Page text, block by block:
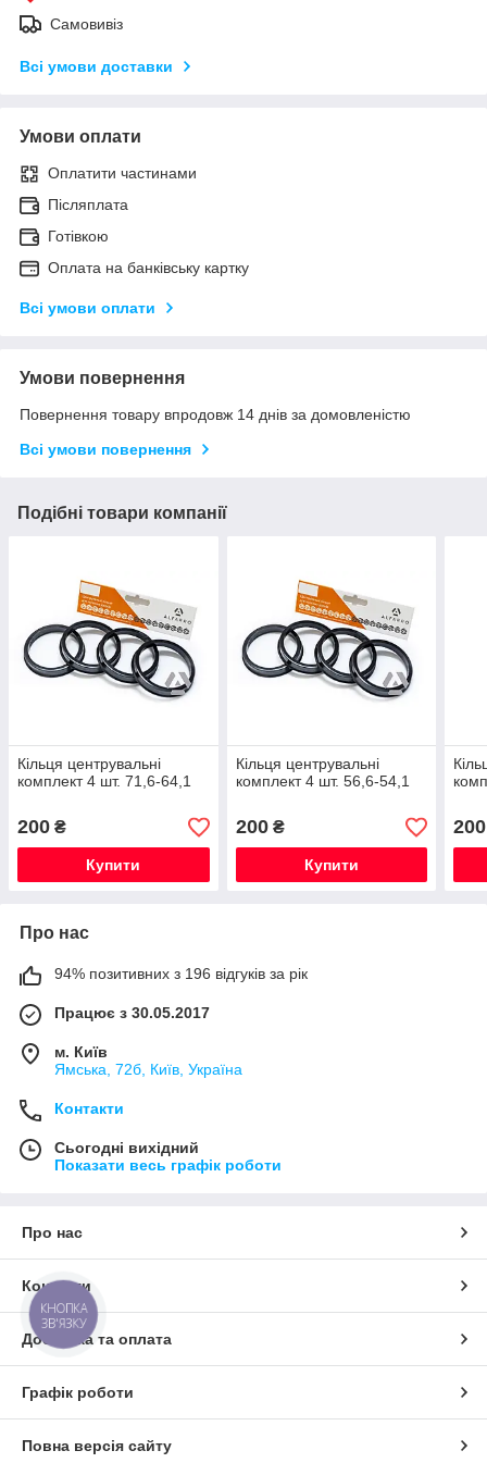
Самовивіз
Всі умови доставки
Умови оплати
Оплатити частинами
Післяплата
Готівкою
Оплата на банківську картку
Всі умови оплати
Умови повернення
Повернення товару впродовж 14 днів за домовленістю
Всі умови повернення
Подібні товари компанії
Кільця центрувальні
комплект 4 шт. 71,6-64,1
200 ₴
Купити
Кільця центрувальні
комплект 4 шт. 56,6-54,1
200₴
Купити
200
Про нас
94% позитивних з 196 відгуків за рік
Працює з 30.05.2017
м. Київ
Ямська, 72б, Київ, Україна
Контакти
Сьогодні вихідний
Показати весь графік роботи
Про нас
Контакти
Доставка та оплата
Графік роботи
Повна версія сайту
КНОПКА
ЗВ'ЯЗКУ